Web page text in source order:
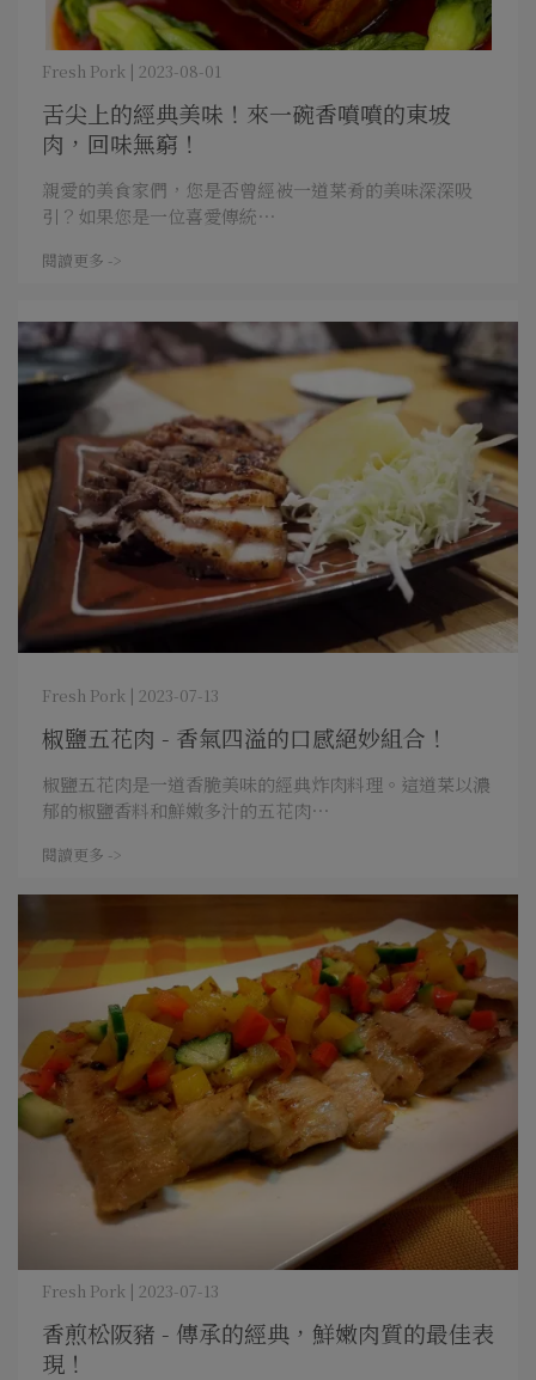
舌尖上的經典美味！來一碗香噴噴的東坡
肉，回味無窮！
Fresh Pork | 2023-08-01
親愛的美食家們，您是否曾經被一道菜肴的美味深深吸
引？如果您是一位喜愛傳統⋯
閱讀更多 ->
椒鹽五花肉 - 香氣四溢的口感絕妙組合！
Fresh Pork | 2023-07-13
椒鹽五花肉是一道香脆美味的經典炸肉料理。這道菜以濃
郁的椒鹽香料和鮮嫩多汁的五花肉⋯
閱讀更多 ->
香煎松阪豬 - 傳承的經典，鮮嫩肉質的最佳表
現！
Fresh Pork | 2023-07-13